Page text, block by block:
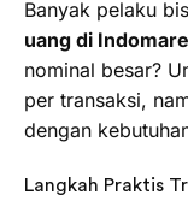
Banyak pelaku
uang di
nominal besar?
per transaksi,
dengan
Langkah Praktis